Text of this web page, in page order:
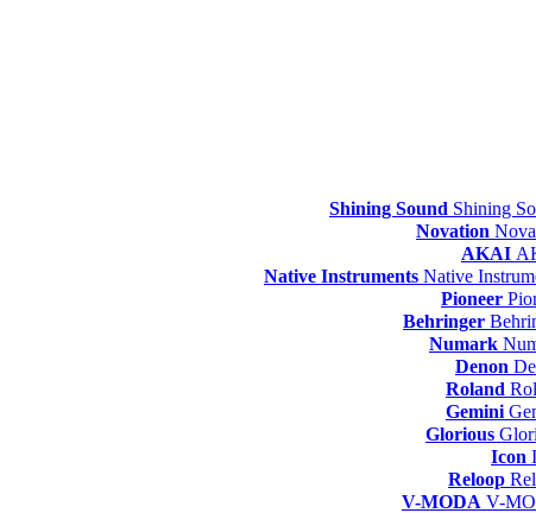
Shining Sound
Novation
AKAI
Native Instruments
Pioneer
Behringer
Numark
Denon
Roland
Gemini
Glorious
Icon
Reloop
V-MODA